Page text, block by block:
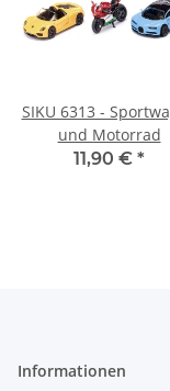
SIKU 6313 -
und Motorrad
11,90 € *
Informationen